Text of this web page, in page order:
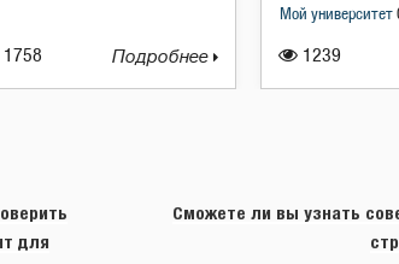
1758 Подробнее 1239
Мой университет
для
Сможете ли вы узнать